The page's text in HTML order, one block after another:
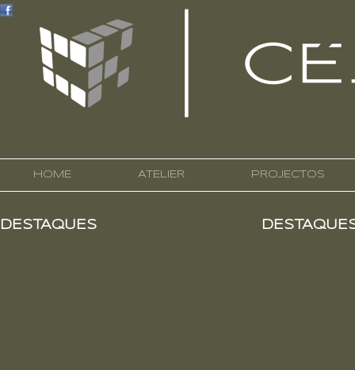
HOME ATELIER PROJECTOS
DESTAQUES